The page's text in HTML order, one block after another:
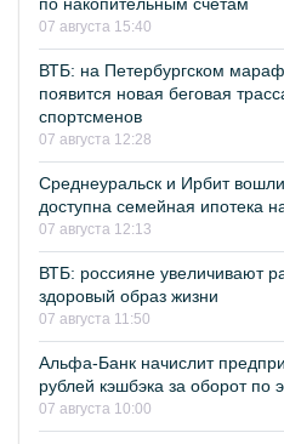
07 августа 15:40
ВТБ: на Петербургском
появится новая беговая
спортсменов
07 августа 12:28
Среднеуральск и Ирбит
доступна семейная ипотека
07 августа 12:13
ВТБ: россияне увеличивают
здоровый образ жизни
07 августа 11:50
Альфа-Банк начислит
рублей кэшбэка за оборот по
07 августа 10:00